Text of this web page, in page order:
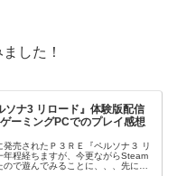
した！
ソナ3 リロード』体験版配信
ーミングPCでのプレイ感想
発売されたＰ３ＲＥ『ペルソナ３ リ
年程経ちますが、今更ながらSteam
で遊んでみることに、、、先に遊